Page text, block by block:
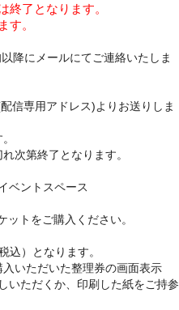
終了となります。
す。
降にメールにてご連絡いたしま
信専用アドレス)よりお送りしま
次第終了となります。
ベントスペース
ットをご購入ください。
）となります。
いただいた整理券の画面表示
いただくか、印刷した紙をご持参